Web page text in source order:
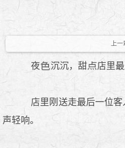
上
夜 沉沉，甜 店里
店里刚送走最后一位客
声轻响。